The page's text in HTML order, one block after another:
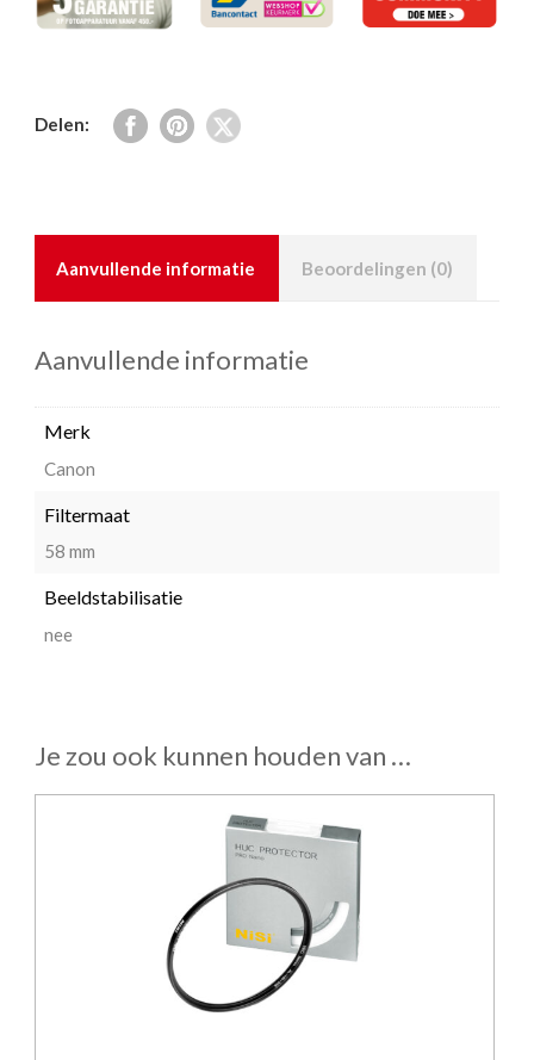
Delen:
Aanvullende informatie Beoordelingen (0)
Aanvullende informatie
Merk
Canon
Filtermaat
58 mm
Beeldstabilisatie
nee
Je zou ook kunnen houden van …